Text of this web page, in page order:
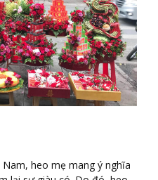
heo mẹ mang ý nghĩa